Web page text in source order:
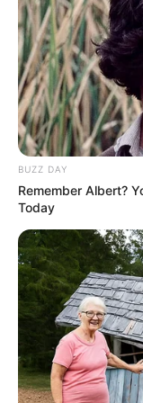
Conteúdo
Dinheiro: com a
2.424
.
+ Modelo de Projeto
conforme o modelo
+Requerimento da
BUZZ DAY
Remember Albert?
Today